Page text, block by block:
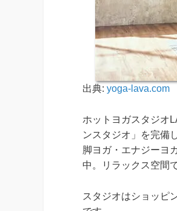
出典: yoga-lava.com
ホットヨガスタジオ
ンスタジオ」を完備
脚ヨガ・エナジーヨ
中。リラックス空間
スタジオはショッピ